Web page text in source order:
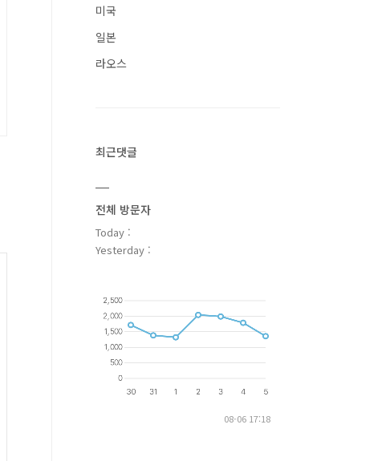
미국
일본
라오스
최근댓글
전체 방문자
Today :
Yesterday :
08-06 17:18